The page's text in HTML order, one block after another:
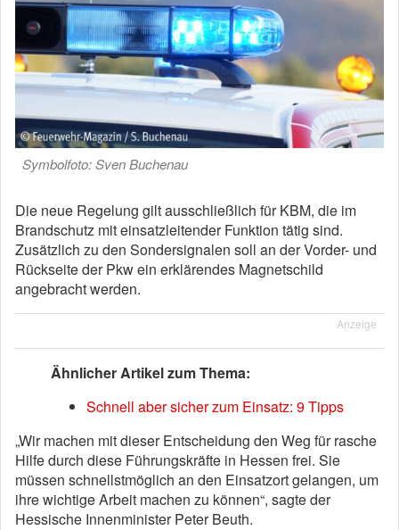
Symbolfoto: Sven Buchenau
Die neue Regelung gilt ausschließlich für KBM, die im
Brandschutz mit einsatzleitender Funktion tätig sind.
Zusätzlich zu den Sondersignalen soll an der Vorder- und
Rückseite der Pkw ein erklärendes Magnetschild
angebracht werden.
Anzeige
Ähnlicher Artikel zum Thema:
Schnell aber sicher zum Einsatz: 9 Tipps
„Wir machen mit dieser Entscheidung den Weg für rasche
Hilfe durch diese Führungskräfte in Hessen frei. Sie
müssen schnellstmöglich an den Einsatzort gelangen, um
ihre wichtige Arbeit machen zu können“, sagte der
Hessische Innenminister Peter Beuth.